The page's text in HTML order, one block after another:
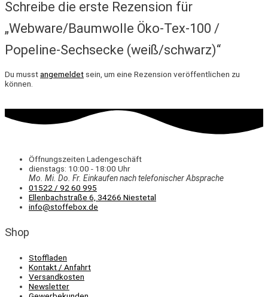
Schreibe die erste Rezension für
„Webware/Baumwolle Öko-Tex-100 /
Popeline-Sechsecke (weiß/schwarz)“
Du musstangemeldet sein, um eine Rezension veröffentlichen zu
können.
Öffnungszeiten Ladengeschäft
dienstags: 10:00 - 18:00 Uhr
Mo. Mi. Do. Fr. Einkaufennach telefonischer Absprache
01522 / 92 60 995
Ellenbachstraße 6, 34266 Niestetal
info@stoffebox.de
Shop
Stoffladen
Kontakt / Anfahrt
Versandkosten
Newsletter